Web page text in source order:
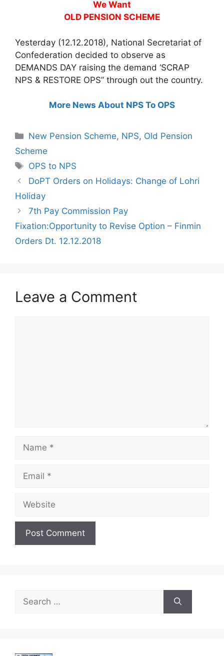
We Want
OLD PENSION SCHEME
Yesterday (12.12.2018), National Secretariat of
Confederation decided to observe as
DEMANDS DAY raising the demand ‘SCRAP
NPS & RESTORE OPS” through out the country.
More News About NPS To OPS
Categories
New Pension Scheme, NPS, Old Pension
Scheme
Tags
OPS to NPS
DoPT Orders on Holidays: Change of Lohri
Holiday
7th Pay Commission Pay
Fixation:Opportunity to Revise Option – Finmin
Orders Dt. 12.12.2018
Leave a Comment
Name
Email
Website
Search
for: